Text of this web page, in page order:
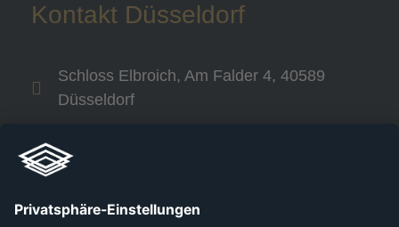
Kontakt Düsseldorf
Schloss Elbroich, Am Falder 4, 40589
Düsseldorf
Links